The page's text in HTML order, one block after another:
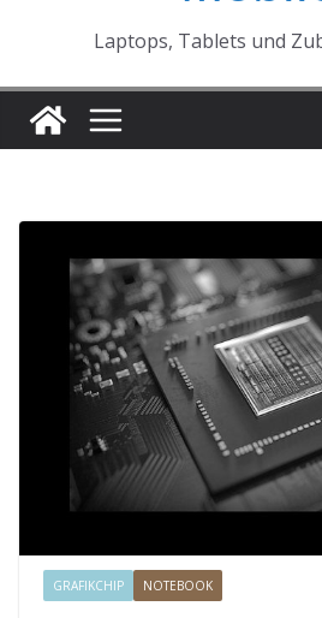
Laptops, Tablets und
GRAFIKCHIP NOTEBOOK